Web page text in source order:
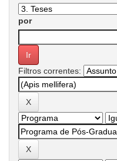
por
Filtros correntes: